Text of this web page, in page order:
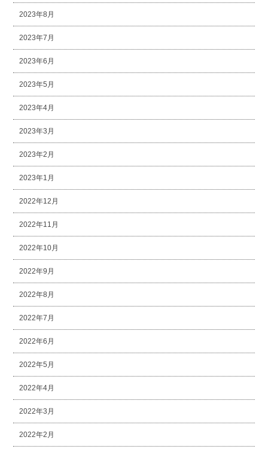
2023年8月
2023年7月
2023年6月
2023年5月
2023年4月
2023年3月
2023年2月
2023年1月
2022年12月
2022年11月
2022年10月
2022年9月
2022年8月
2022年7月
2022年6月
2022年5月
2022年4月
2022年3月
2022年2月